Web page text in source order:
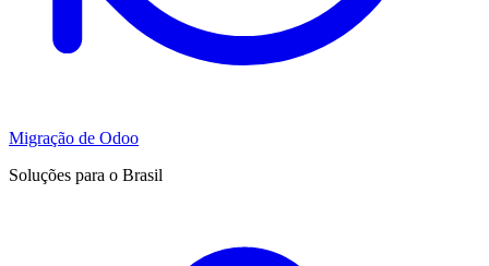
Migração de Odoo
Soluções para o Brasil